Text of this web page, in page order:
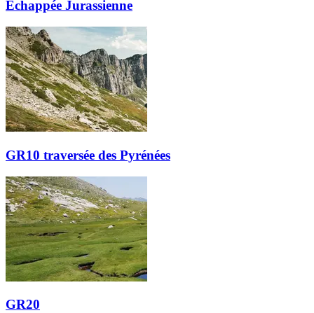
Échappée Jurassienne
GR10 traversée des Pyrénées
GR20